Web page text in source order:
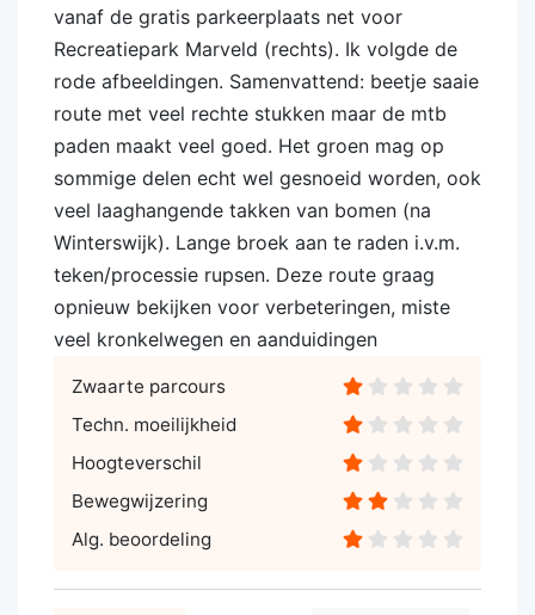
vanaf de gratis parkeerplaats net voor
Recreatiepark Marveld (rechts). Ik volgde de
rode afbeeldingen. Samenvattend: beetje saaie
route met veel rechte stukken maar de mtb
paden maakt veel goed. Het groen mag op
sommige delen echt wel gesnoeid worden, ook
veel laaghangende takken van bomen (na
Winterswijk). Lange broek aan te raden i.v.m.
teken/processie rupsen. Deze route graag
opnieuw bekijken voor verbeteringen, miste
veel kronkelwegen en aanduidingen
Zwaarte parcours
Techn. moeilijkheid
Hoogteverschil
Bewegwijzering
Alg. beoordeling